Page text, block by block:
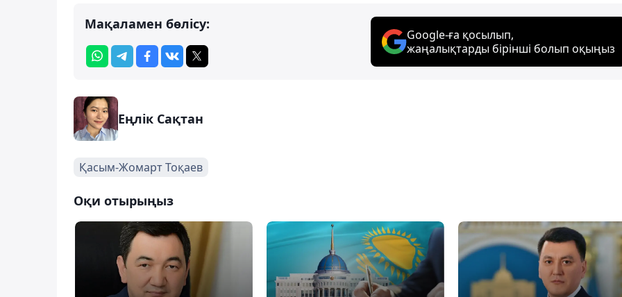
Мақаламен бөлісу:
Google-ға қосылып,
жаңалықтарды бірінші болып оқыңыз
Еңлік Сақтан
Қасым-Жомарт Тоқаев
Оқи отырыңыз